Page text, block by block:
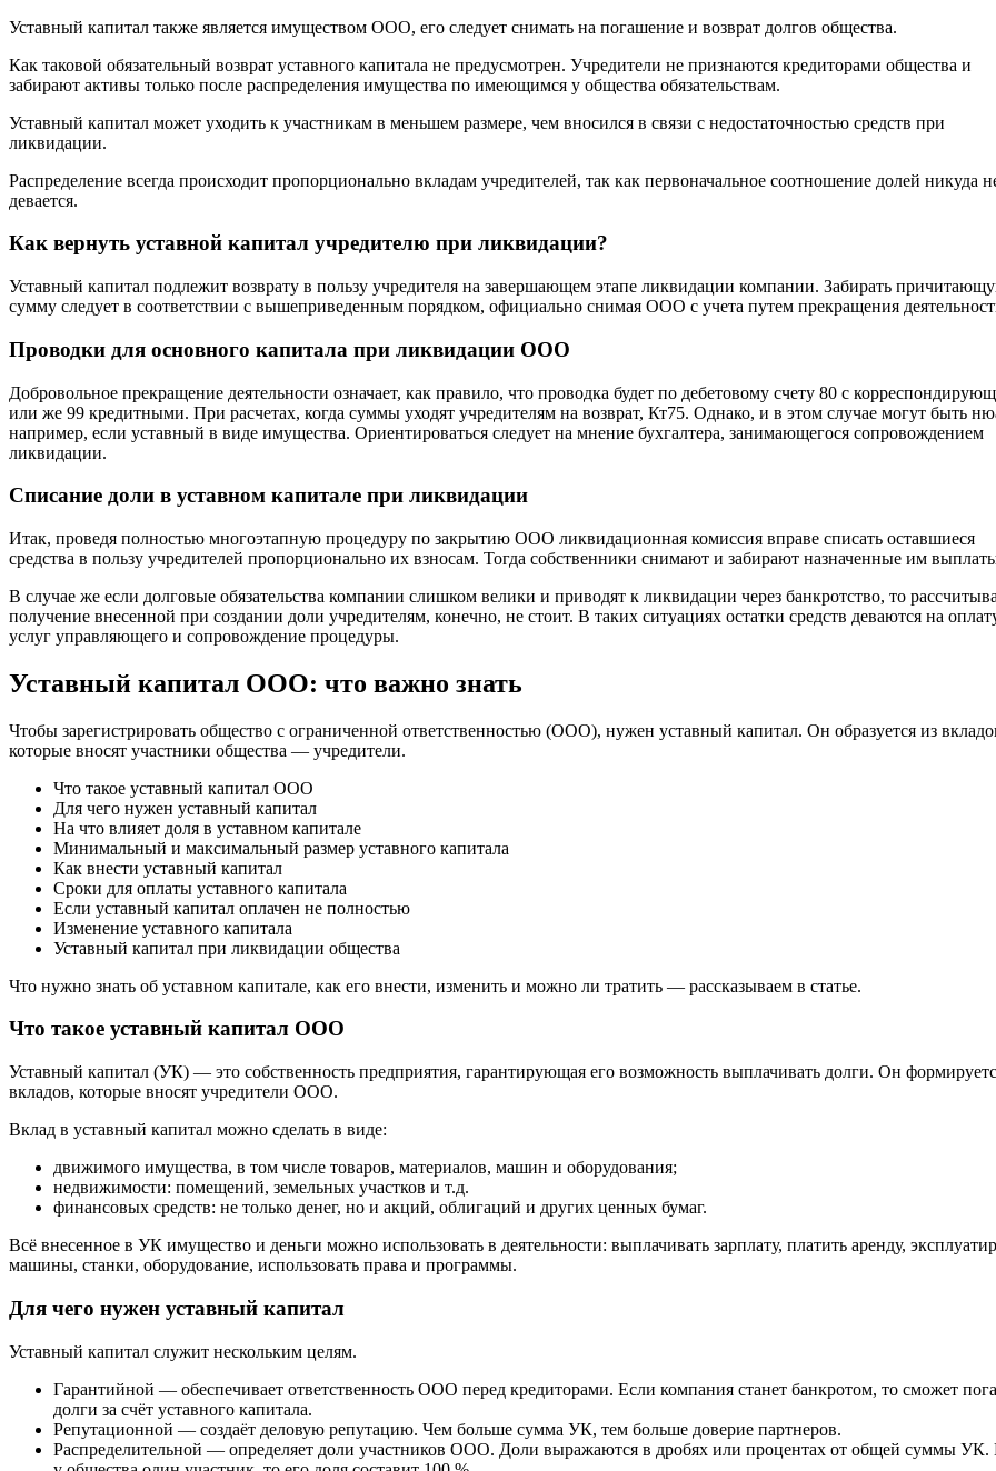
Уставный капитал также является имуществом ООО, его следует снимать на погашение и возврат долгов общества.
Как таковой обязательный возврат уставного капитала не предусмотрен. Учредители не признаются кредиторами общества и
забирают активы только после распределения имущества по имеющимся у общества обязательствам.
Уставный капитал может уходить к участникам в меньшем размере, чем вносился в связи с недостаточностью средств при
ликвидации.
Распределение всегда происходит пропорционально вкладам учредителей, так как первоначальное соотношение долей никуда
девается.
Как вернуть уставной капитал учредителю при ликвидации?
Уставный капитал подлежит возврату в пользу учредителя на завершающем этапе ликвидации компании. Забирать
сумму следует в соответствии с вышеприведенным порядком, официально снимая ООО с учета путем прекращения
Проводки для основного капитала при ликвидации ООО
Добровольное прекращение деятельности означает, как правило, что проводка будет по дебетовому счету 80 с
или же 99 кредитными. При расчетах, когда суммы уходят учредителям на возврат, Кт75. Однако, и в этом случае могут быть
например, если уставный в виде имущества. Ориентироваться следует на мнение бухгалтера, занимающегося сопровождением
ликвидации.
Списание доли в уставном капитале при ликвидации
Итак, проведя полностью многоэтапную процедуру по закрытию ООО ликвидационная комиссия вправе списать оставшиеся
средства в пользу учредителей пропорционально их взносам. Тогда собственники снимают и забирают назначенные им
В случае же если долговые обязательства компании слишком велики и приводят к ликвидации через банкротство, то
получение внесенной при создании доли учредителям, конечно, не стоит. В таких ситуациях остатки средств деваются на
услуг управляющего и сопровождение процедуры.
Уставный капитал ООО: что важно знать
Чтобы зарегистрировать общество с ограниченной ответственностью (ООО), нужен уставный капитал. Он образуется из
которые вносят участники общества — учредители.
Что такое уставный капитал ООО
Для чего нужен уставный капитал
На что влияет доля в уставном капитале
Минимальный и максимальный размер уставного капитала
Как внести уставный капитал
Сроки для оплаты уставного капитала
Если уставный капитал оплачен не полностью
Изменение уставного капитала
Уставный капитал при ликвидации общества
Что нужно знать об уставном капитале, как его внести, изменить и можно ли тратить — рассказываем в статье.
Что такое уставный капитал ООО
Уставный капитал (УК) ― это собственность предприятия, гарантирующая его возможность выплачивать долги. Он
вкладов, которые вносят учредители ООО.
Вклад в уставный капитал можно сделать в виде:
движимого имущества, в том числе товаров, материалов, машин и оборудования;
недвижимости: помещений, земельных участков и т.д.
финансовых средств: не только денег, но и акций, облигаций и других ценных бумаг.
Всё внесенное в УК имущество и деньги можно использовать в деятельности: выплачивать зарплату, платить аренду,
машины, станки, оборудование, использовать права и программы.
Для чего нужен уставный капитал
Уставный капитал служит нескольким целям.
Гарантийной ― обеспечивает ответственность ООО перед кредиторами. Если компания станет банкротом, то сможет
долги за счёт уставного капитала.
Репутационной ― создаёт деловую репутацию. Чем больше сумма УК, тем больше доверие партнеров.
Распределительной ― определяет доли участников ООО. Доли выражаются в дробях или процентах от общей суммы УК.